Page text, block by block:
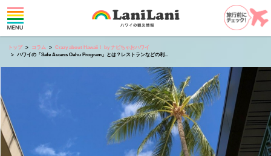
トップ コラム
Crazy about Hawaii！ by ナビちゃおハワイ
ハワイの「Safe Access Oahu Program」とは？レストランなどの利...